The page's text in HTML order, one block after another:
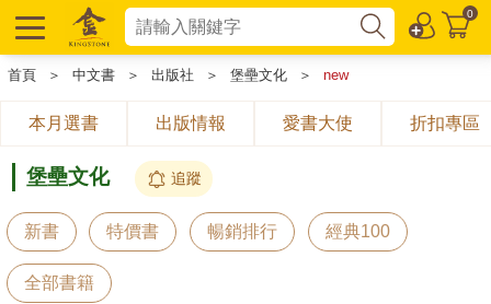
0
首頁 ＞ 中文書 ＞ 出版社 ＞ 堡壘文化 ＞ new
本月選書 出版情報 愛書大使 折扣專區
堡壘文化 追蹤
新書 特價書 暢銷排行 經典100
全部書籍